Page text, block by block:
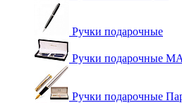
Ручки подарочные
Ручки подарочные
Ручки подарочные